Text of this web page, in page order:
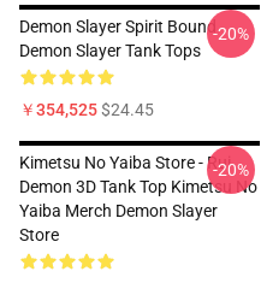
Demon Slayer Spirit Bound
Demon Slayer Tank Tops
￥354,525$24.45
-20%
Kimetsu No Yaiba Store - Rui
Demon 3D Tank Top Kimetsu No
Yaiba Merch Demon Slayer
Store
-20%